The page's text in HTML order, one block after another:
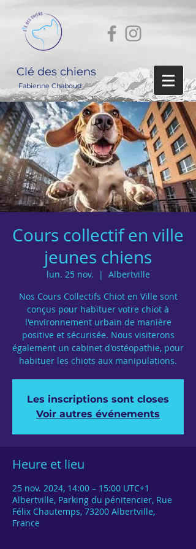
Clé des chiens
Fabienne Chaboud
Cours collectif en ville
jeunes chiens
lun. 25 nov.
  |
Albertville
Nos Cours Collectifs Chiot en Ville sont
conçus pour habituer votre chiot à
l'environnement urbain de manière
positive et sécurisée. Nous visiterons
également un cabinet d'ostéopathie, pour
habituer les chiots aux manipulations.
Les inscriptions sont closes
Voir autres événements
Heure et lieu
25 nov. 2024, 14:00 – 15:00 UTC+1
Albertville, Parking du pénitencier, Rue
Félix Chautemps, 73200 Albertville,
France